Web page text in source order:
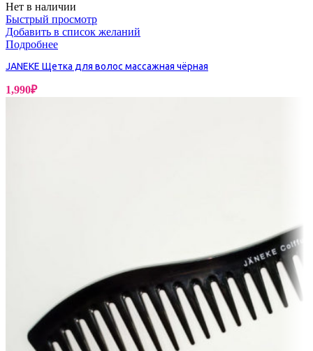
Нет в наличии
Быстрый просмотр
Добавить в список желаний
Подробнее
JANEKE Щетка для волос массажная чёрная
1,990₽